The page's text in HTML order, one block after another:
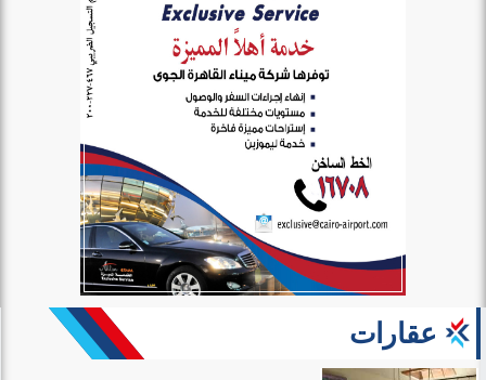
عقارات